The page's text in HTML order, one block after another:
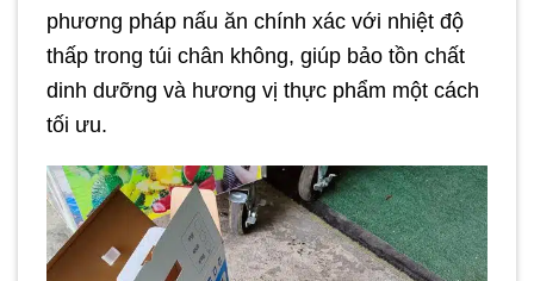
phương pháp nấu ăn chính xác với nhiệt độ
thấp trong túi chân không, giúp bảo tồn chất
dinh dưỡng và hương vị thực phẩm một cách
tối ưu.